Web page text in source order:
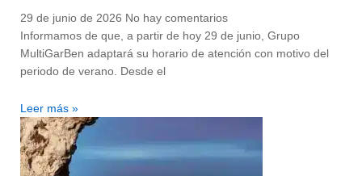
29 de junio de 2026 No hay comentarios
Informamos de que, a partir de hoy 29 de junio, Grupo
MultiGarBen adaptará su horario de atención con motivo del
periodo de verano. Desde el
Leer más »